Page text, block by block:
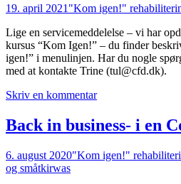
19. april 2021 "Kom igen!"
Lige en servicemeddelelse – vi har
kursus “Kom Igen!” – du finder
igen!” i menulinjen. Har du nogle
med at kontakte Trine (tul@cfd.dk).
Skriv en kommentar
Back in business- i en
6. august 2020"Kom igen!"
og småtkirwas